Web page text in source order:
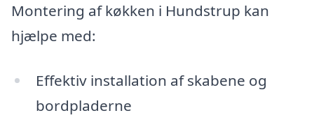
Montering af køkken i Hundstrup kan
hjælpe med:
Effektiv installation af skabene og
bordpladerne